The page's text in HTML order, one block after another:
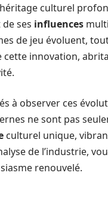
culturel
ses influences
de jeu évoluent,
cette innovation,
à observer ces
ne sont pas
culturel unique,
de l’industrie,
renouvelé.